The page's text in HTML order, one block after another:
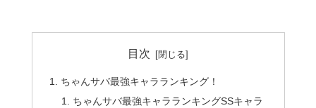
目次
ちゃんサバ最強キャラランキング！
ちゃんサバ最強キャラランキングSSキャラ